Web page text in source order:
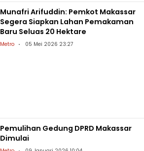
Munafri Arifuddin: Pemkot Makassar
Segera Siapkan Lahan Pemakaman
Baru Seluas 20 Hektare
Metro 05 Mei 2026 23:27
Pemulihan Gedung DPRD Makassar
Dimulai